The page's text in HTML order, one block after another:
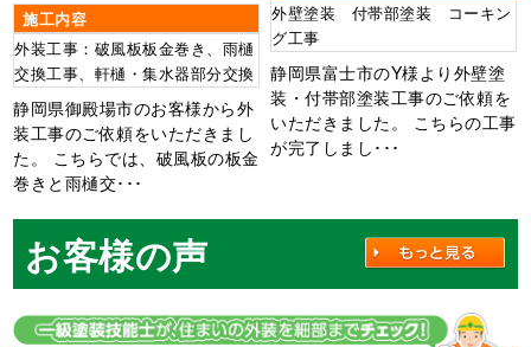
施工内容
外装工事：破風板板金巻き、雨樋
交換工事、軒樋・集水器部分交換
静岡県御殿場市のお客様から外
装工事のご依頼をいただきまし
た。 こちらでは、破風板の板金
巻きと雨樋交･･･
外壁塗装 付帯部塗装 コーキン
グ工事
静岡県富士市のY様より外壁塗
装・付帯部塗装工事のご依頼を
いただきました。 こちらの工事
が完了しまし･･･
お客様の声